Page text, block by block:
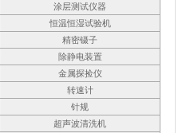
涂层测试仪器
恒温恒湿试验机
精密镊子
除静电装置
金属探捡仪
转速计
针规
超声波清洗机